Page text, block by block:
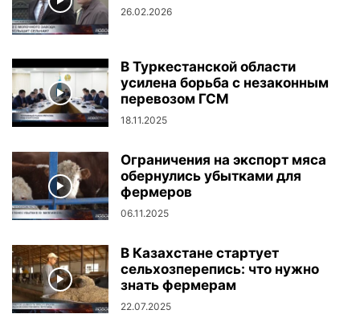
26.02.2026
В Туркестанской области
усилена борьба с незаконным
перевозом ГСМ
18.11.2025
Ограничения на экспорт мяса
обернулись убытками для
фермеров
06.11.2025
В Казахстане стартует
сельхозперепись: что нужно
знать фермерам
22.07.2025